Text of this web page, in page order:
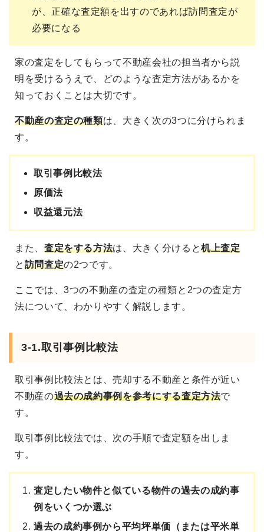
が、正確な査定額を出すのであれば訪問査定が
必要になる
家の査定をしてもらって不動産会社の担当者から説
明を受けるうえで、どのような査定方法があるかを
知っておくことは大切です。
不動産の査定の種類は、大きく次の3つに分けられま
す。
取引事例比較法
原価法
収益還元法
また、 査定をする方法は、大きく分けると机上査定
と 訪問査定の2つです。
ここでは、3つの不動産の査定の種類と2つの査定方
法について、わかりやすく解説します。
3-1.取引事例比較法
取引事例比較法とは、売却する不動産と条件が近い
不動産の過去の成約事例を参考にする査定方法で
す。
取引事例比較法では、次の手順で査定額を出しま
す。
査定したい物件と似ている物件の過去の成約事
例をいくつか選ぶ
過去の成約事例から平均坪単価（または平米単